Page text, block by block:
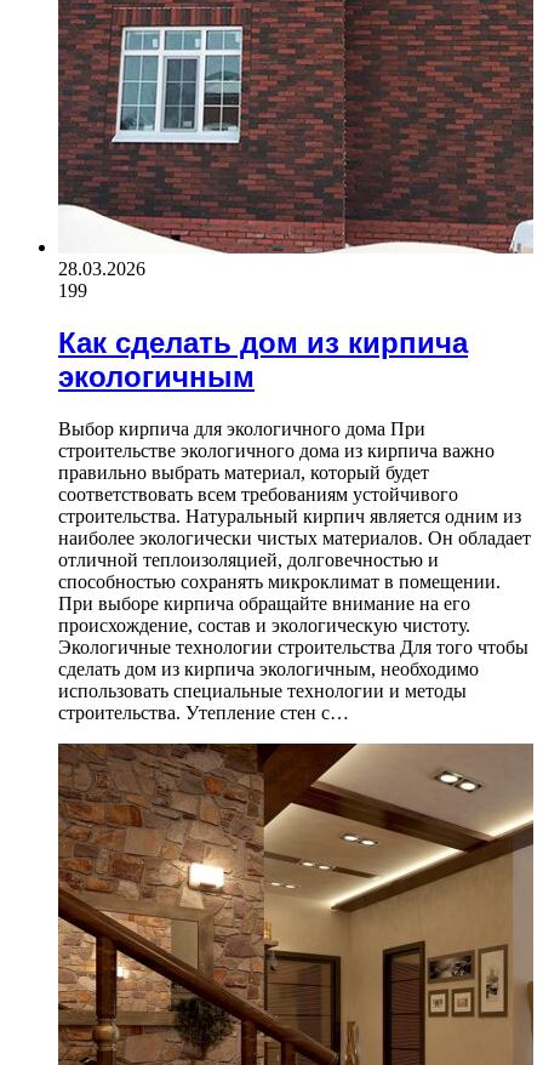
28.03.2026
199
Как сделать дом из кирпича
экологичным
Выбор кирпича для экологичного дома При
строительстве экологичного дома из кирпича важно
правильно выбрать материал, который будет
соответствовать всем требованиям устойчивого
строительства. Натуральный кирпич является одним из
наиболее экологически чистых материалов. Он обладает
отличной теплоизоляцией, долговечностью и
способностью сохранять микроклимат в помещении.
При выборе кирпича обращайте внимание на его
происхождение, состав и экологическую чистоту.
Экологичные технологии строительства Для того чтобы
сделать дом из кирпича экологичным, необходимо
использовать специальные технологии и методы
строительства. Утепление стен с…